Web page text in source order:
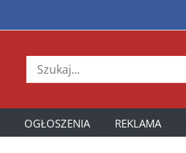
OGŁOSZENIA REKLAMA